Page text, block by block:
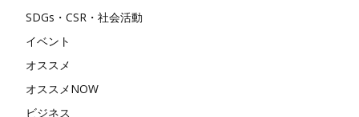
SDGs・CSR・社会活動
イベント
オススメ
オススメNOW
ビジネス